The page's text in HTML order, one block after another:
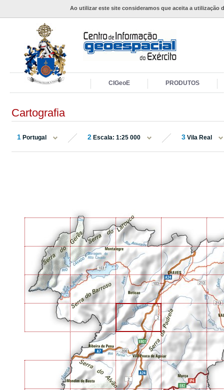
Ao utilizar este site consideramos que aceita a utilização
CIGeoE PRODUTOS
Cartografia
1 Portugal 2 Escala: 1:25 000 3 Vila Real